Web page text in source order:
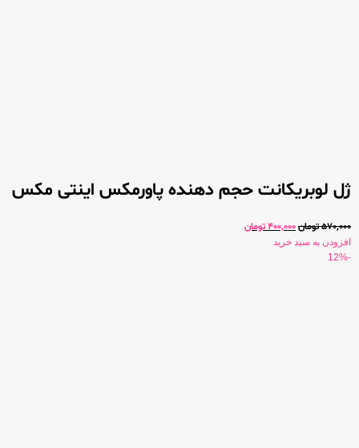
ژل لوبریکانت حجم دهنده پاورمکس اینتی مکس
570,000تومان400,000 تومان
افزودن به سبد خرید
-12%